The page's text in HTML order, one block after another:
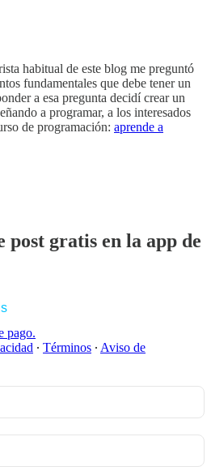
habitual de este blog me preguntó
fundamentales que debe tener un
a esa pregunta decidí crear un
a programar, a los interesados
de programación: aprende a
post gratis en la app de
pago.
∙ Términos ∙ Aviso de